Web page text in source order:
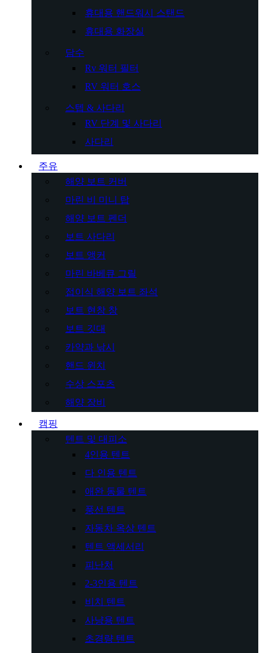
휴대용 핸드워시 스탠드
휴대용 화장실
담수
Rv 워터 필터
RV 워터 호스
스텝 & 사다리
RV 단계 및 사다리
사다리
주유
해양 보트 커버
마린 비 미니 탑
해양 보트 펜더
보트 사다리
보트 앵커
마린 바베큐 그릴
접이식 해양 보트 좌석
보트 현창 창
보트 깃대
카약과 낚시
핸드 윈치
수상 스포츠
해양 장비
캠핑
텐트 및 대피소
4인용 텐트
다 인용 텐트
애완 동물 텐트
풍선 텐트
자동차 옥상 텐트
텐트 액세서리
피난처
2-3인용 텐트
비치 텐트
사냥용 텐트
초경량 텐트